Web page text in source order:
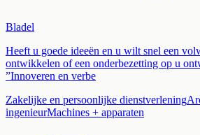
Bladel
Heeft u goede ideeën en u wilt snel een
ontwikkelen of een onderbezetting op u
”Innoveren en verbe
Zakelijke en persoonlijke dienstverlening
ingenieurMachines + apparaten